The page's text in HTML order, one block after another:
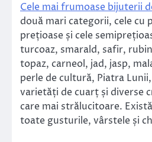
Cele mai frumoase bijuterii
două mari categorii, cele cu
prețioase și cele
turcoaz, smarald, safir,
topaz, carneol, jad, jasp,
perle de cultură, Piatra
varietăți de cuarț și diverse
care mai strălucitoare.
toate gusturile, vârstele și